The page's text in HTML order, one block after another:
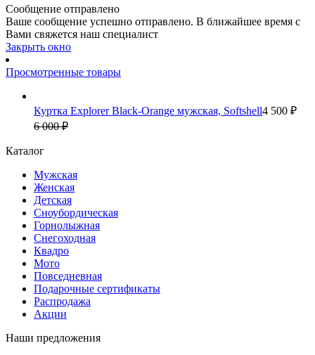
Сообщение отправлено
Ваше сообщение успешно отправлено. В ближайшее время с
Вами свяжется наш специалист
Закрыть окно
Просмотренные товары
Куртка Explorer Black-Orange мужская, Softshell4 500 ₽
6 000 ₽
Каталог
Мужская
Женская
Детская
Сноубордическая
Горнолыжная
Снегоходная
Квадро
Мото
Повседневная
Подарочные сертификаты
Распродажа
Акции
Наши предложения